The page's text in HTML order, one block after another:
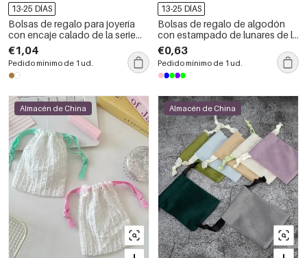
13-25 DÍAS
Bolsas de regalo para joyería
con encaje calado de la serie
romántica
€1,04
Pedido mínimo de 1 ud.
13-25 DÍAS
Bolsas de regalo de algodón
con estampado de lunares de la
serie Simple
€0,63
Pedido mínimo de 1 ud.
Almacén de China Almacén de China